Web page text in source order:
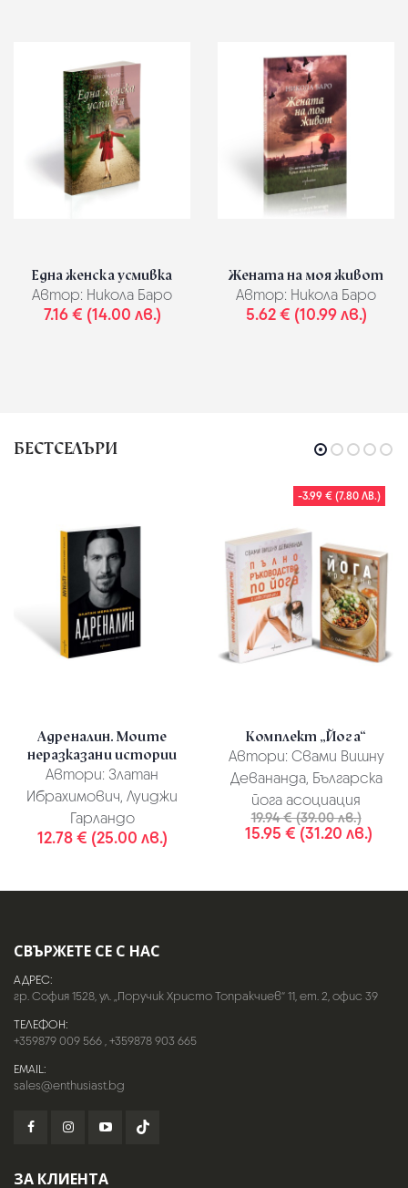
Една женска усмивка
Автор: Никола Баро
7.16 € (14.00 лв.)
Жената на моя живот
Автор: Никола Баро
5.62 € (10.99 лв.)
БЕСТСЕЛЪРИ
Адреналин. Моите
неразказани истории
Автори: Златан
Ибрахимович, Луиджи
Гарландо
12.78 € (25.00 лв.)
-3.99 € (7.80 ЛВ.)
Комплект „Йога“
Автори: Свами Вишну
Девананда, Българска
йога асоциация
19.94 € (39.00 лв.)
15.95 € (31.20 лв.)
СВЪРЖЕТЕ СЕ С НАС
АДРЕС:
гр. София 1528, ул. „Поручик Христо Топракчиев“ 11, ет. 2, офис 39
ТЕЛЕФОН:
+359879 009 566,+359878 903 665
EMAIL:
sales@enthusiast.bg
ЗА КЛИЕНТА